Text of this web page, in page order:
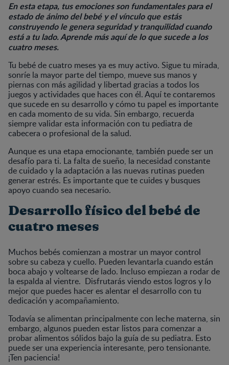
En esta etapa, tus emociones son fundamentales para el
estado de ánimo del bebé y el vínculo que estás
construyendo le genera seguridad y tranquilidad cuando
está a tu lado. Aprende más aquí de lo que sucede a los
cuatro meses.
Tu bebé de cuatro meses ya es muy activo. Sigue tu mirada,
sonríe la mayor parte del tiempo, mueve sus manos y
piernas con más agilidad y libertad gracias a todos los
juegos y actividades que haces con él. Aquí te contaremos
que sucede en su desarrollo y cómo tu papel es importante
en cada momento de su vida. Sin embargo, recuerda
siempre validar esta información con tu pediatra de
cabecera o profesional de la salud.
Aunque es una etapa emocionante, también puede ser un
desafío para ti. La falta de sueño, la necesidad constante
de cuidado y la adaptación a las nuevas rutinas pueden
generar estrés. Es importante que te cuides y busques
apoyo cuando sea necesario.
Desarrollo físico del bebé de
cuatro meses
Muchos bebés comienzan a mostrar un mayor control
sobre su cabeza y cuello. Pueden levantarla cuando están
boca abajo y voltearse de lado. Incluso empiezan a rodar de
la espalda al vientre. Disfrutarás viendo estos logros y lo
mejor que puedes hacer es alentar el desarrollo con tu
dedicación y acompañamiento.
Todavía se alimentan principalmente con leche materna, sin
embargo, algunos pueden estar listos para comenzar a
probar alimentos sólidos bajo la guía de su pediatra. Esto
puede ser una experiencia interesante, pero tensionante.
¡Ten paciencia!